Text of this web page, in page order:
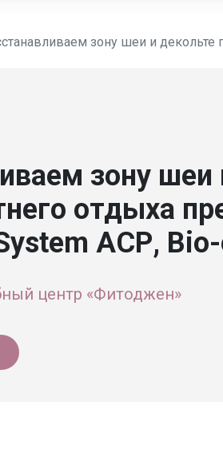
зону шеи и декольте
зону шеи
отдыха
АСР,
центр «Фитоджен»